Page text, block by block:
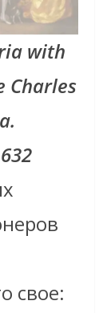
with
Charles
свое: